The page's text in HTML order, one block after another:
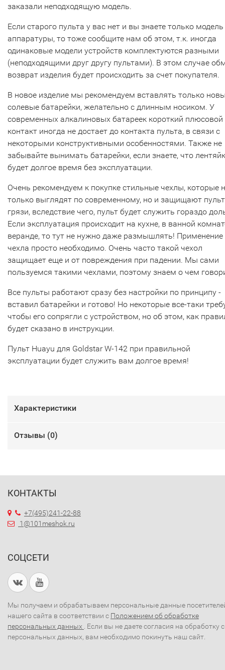
заказали неподходящую модель.
Если старого пульта у вас нет и вы знаете только модель
аппаратуры, то тоже сообщите нам об этом, т.к. иногда
одинаковые модели устройств комплектуются разными
(неподходящими друг другу пультами). В этом случае
возврат изделия будет происходить за счет покупателя.
В новое изделие мы рекомендуем вставлять только
солевые батарейки, желательно с длинным носиком. У
современных алкалиновых батареек короткий плюсовой
контакт иногда не достает до контакта пульта, в связи с
некоторыми конструктивными особенностями. Также не
забывайте вынимать батарейки, если знаете, что
будет долгое время без эксплуатации.
Очень рекомендуем к покупке стильные чехлы, которые
только выглядят по современному, но и защищают
грязи, вследствие чего, пульт будет служить гораздо
Если эксплуатация происходит на кухне, в ванной
веранде, то тут не нужно даже размышлять! Применение
чехла просто необходимо. Очень часто такой чехол
защищает еще и от повреждения при падении. Мы сами
пользуемся такими чехлами, поэтому знаем о чем
Все пульты работают сразу без настройки по принципу -
вставил батарейки и готово! Но некоторые все-таки
чтобы его сопрягли с устройством, но об этом, как
будет сказано в инструкции.
Пульт Huayu для Goldstar W-142 при правильной
эксплуатации будет служить вам долгое время!
Характеристики
Отзывы (0)
КОНТАКТЫ
+7(495)241-22-88
1@101meshok.ru
СОЦСЕТИ
Мы получаем и обрабатываем персональные данные
нашего сайта в соответствии с Положением об обработке
персональных данных . Если вы не даете согласия на обработку
персональных данных, вам необходимо покинуть наш сайт.